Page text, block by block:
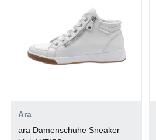
Ara
ara Damenschuhe Sneaker